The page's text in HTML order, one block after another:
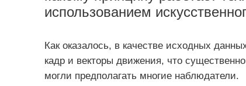
использованием
Как оказалось, в качестве исходных
кадр и векторы движения, что
могли предполагать многие наблюдатели.